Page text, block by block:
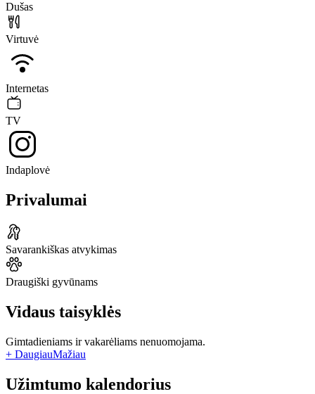
Dušas
Virtuvė
Internetas
TV
Indaplovė
Privalumai
Savarankiškas atvykimas
Draugiški gyvūnams
Vidaus taisyklės
Gimtadieniams ir vakarėliams nenuomojama.
+ DaugiauMažiau
Užimtumo kalendorius